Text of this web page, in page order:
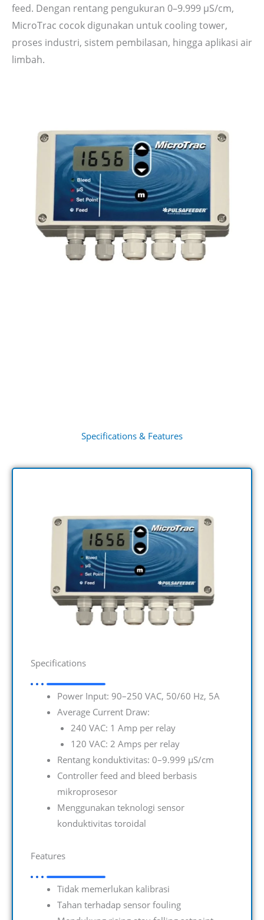
feed. Dengan rentang pengukuran 0–9.999 µS/cm,
MicroTrac cocok digunakan untuk cooling tower,
proses industri, sistem pembilasan, hingga aplikasi air
limbah.
Specifications & Features
Specifications
Power Input: 90–250 VAC, 50/60 Hz, 5A
Average Current Draw:
240 VAC: 1 Amp per relay
120 VAC: 2 Amps per relay
Rentang konduktivitas: 0–9.999 µS/cm
Controller feed and bleed berbasis
mikroprosesor
Menggunakan teknologi sensor
konduktivitas toroidal
Features
Tidak memerlukan kalibrasi
Tahan terhadap sensor fouling